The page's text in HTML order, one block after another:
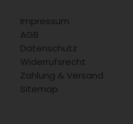
Impressum
AGB
Datenschutz
Widerrufsrecht
Zahlung & Versand
Sitemap